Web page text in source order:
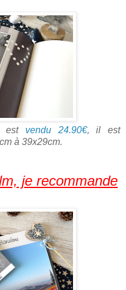
est vendu 24.90€, il est
à 39x29cm.
je recommande